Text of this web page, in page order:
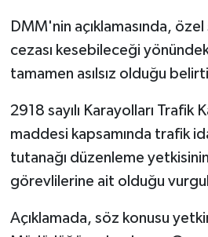
DMM'nin açıklamasında,
cezası kesebileceği
tamamen asılsız olduğu
2918 sayılı Karayolları Trafik
maddesi kapsamında trafik
tutanağı düzenleme
görevlilerine ait olduğu
Açıklamada, söz konusu